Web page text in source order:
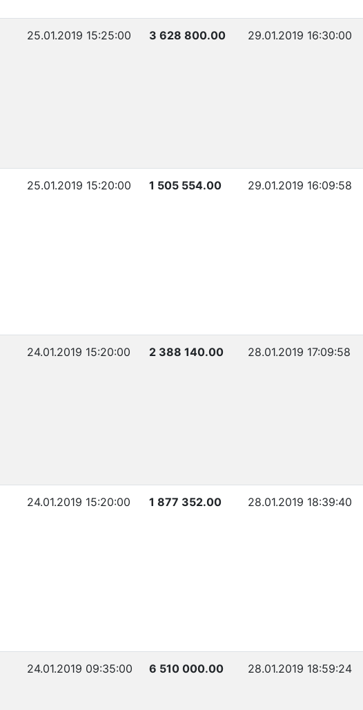
25.01.2019 15:25:00 3 628 800.00 29.01.2019 16:30:00
25.01.2019 15:20:00 1 505 554.00 29.01.2019 16:09:58
24.01.2019 15:20:00 2 388 140.00 28.01.2019 17:09:58
24.01.2019 15:20:00 1 877 352.00 28.01.2019 18:39:40
24.01.2019 09:35:00 6 510 000.00 28.01.2019 18:59:24